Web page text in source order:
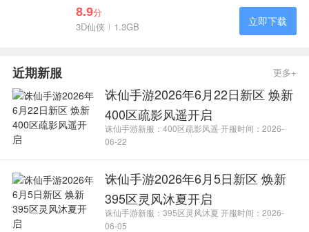
8.9分
3D仙侠
1.3GB 立即下载
近期新服 更多+
诛仙手游2026年6月22日新区 焕新
400区疏影风遥开启
诛仙手游新服：400区疏影风遥 开服时间：2026-
06-22
诛仙手游2026年6月5日新区 焕新
395区灵风沐夏开启
诛仙手游新服：395区灵风沐夏 开服时间：2026-
06-05